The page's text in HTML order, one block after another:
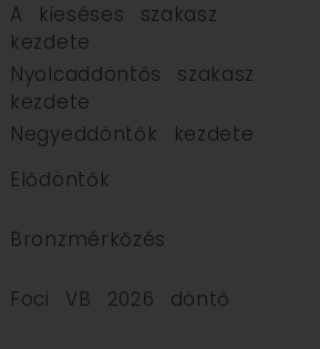
A kieséses szakasz
kezdete
Nyolcaddöntős szakasz
kezdete
Negyeddöntők kezdete
Elődöntők
Bronzmérkőzés
Foci VB 2026 döntő